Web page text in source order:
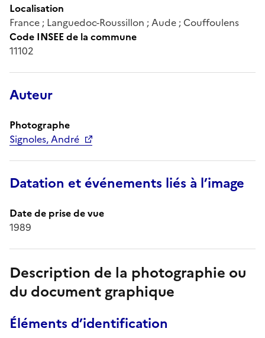
Localisation
France ; Languedoc-Roussillon ; Aude ; Couffoulens
Code INSEE de la commune
11102
Auteur
Photographe
Signoles, André
Datation et événements liés à l’image
Date de prise de vue
1989
Description de la photographie ou
du document graphique
Éléments d’identification